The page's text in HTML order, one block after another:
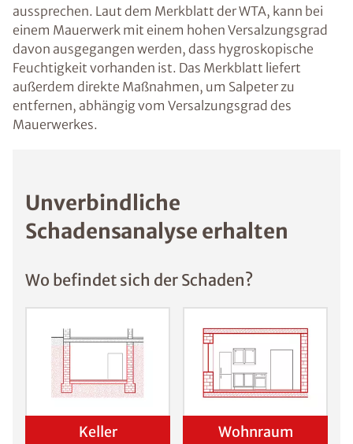
aussprechen. Laut dem Merkblatt der WTA, kann bei
einem Mauerwerk mit einem hohen Versalzungsgrad
davon ausgegangen werden, dass hygroskopische
Feuchtigkeit vorhanden ist. Das Merkblatt liefert
außerdem direkte Maßnahmen, um Salpeter zu
entfernen, abhängig vom Versalzungsgrad des
Mauerwerkes.
Unverbindliche
Schadensanalyse erhalten
Wo befindet sich der Schaden?
Keller Wohnraum